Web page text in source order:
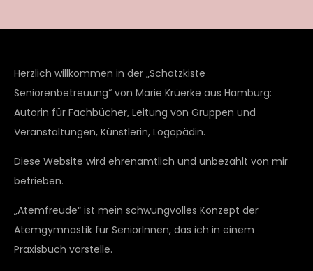
Herzlich willkommen in der „Schatzkiste
Seniorenbetreuung“ von Marie Krüerke aus Hamburg:
Autorin für Fachbücher, Leitung von Gruppen und
Veranstaltungen, Künstlerin, Logopädin.
Diese Website wird ehrenamtlich und unbezahlt von mir
betrieben.
„Atemfreude“ ist mein schwungvolles Konzept der
Atemgymnastik für SeniorInnen, das ich in einem
Praxisbuch vorstelle.